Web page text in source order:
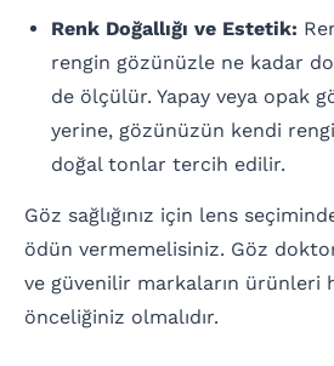
Renk Doğallığı ve Estetik:
rengin gözünüzle ne kadar
de ölçülür. Yapay veya opak
yerine, gözünüzün kendi
doğal tonlar tercih edilir.
Göz sağlığınız için lens
ödün vermemelisiniz. Göz
ve güvenilir markaların ürünleri
önceliğiniz olmalıdır.